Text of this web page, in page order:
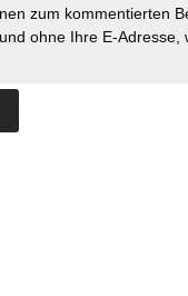
zum kommentierten
ohne Ihre E-Adresse,